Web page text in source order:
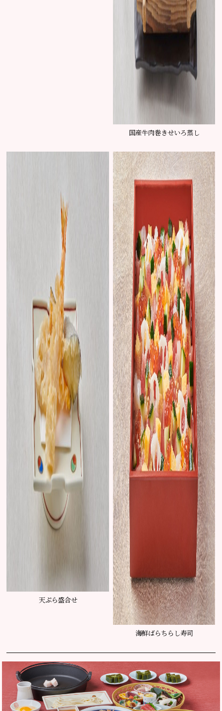
国産牛肉巻きせいろ蒸し
天ぷら盛合せ
海鮮ばらちらし寿司